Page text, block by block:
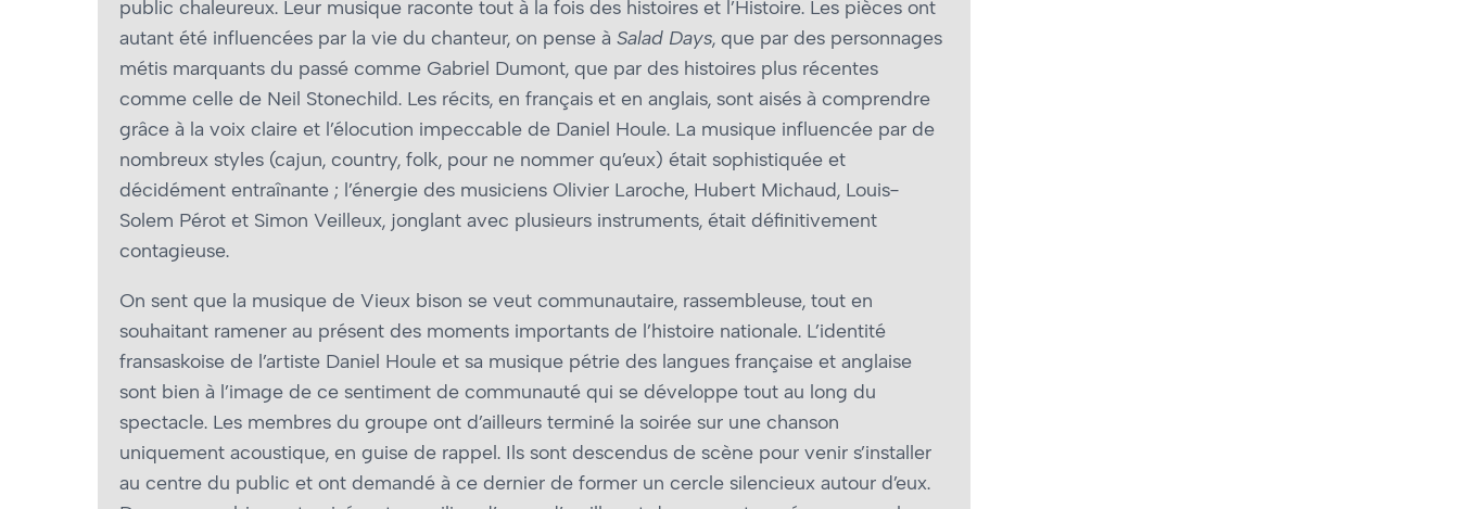
public chaleureux. Leur musique raconte tout à la fois des histoires et l’Histoire. Les pièces ont
autant été influencées par la vie du chanteur, on pense à Salad Days, que par des personnages
métis marquants du passé comme Gabriel Dumont, que par des histoires plus récentes
comme celle de Neil Stonechild. Les récits, en français et en anglais, sont aisés à comprendre
grâce à la voix claire et l’élocution impeccable de Daniel Houle. La musique influencée par de
nombreux styles (cajun, country, folk, pour ne nommer qu’eux) était sophistiquée et
décidément entraînante ; l’énergie des musiciens Olivier Laroche, Hubert Michaud, Louis-
Solem Pérot et Simon Veilleux, jonglant avec plusieurs instruments, était définitivement
contagieuse.
On sent que la musique de Vieux bison se veut communautaire, rassembleuse, tout en
souhaitant ramener au présent des moments importants de l’histoire nationale. L’identité
fransaskoise de l’artiste Daniel Houle et sa musique pétrie des langues française et anglaise
sont bien à l’image de ce sentiment de communauté qui se développe tout au long du
spectacle. Les membres du groupe ont d’ailleurs terminé la soirée sur une chanson
uniquement acoustique, en guise de rappel. Ils sont descendus de scène pour venir s’installer
au centre du public et ont demandé à ce dernier de former un cercle silencieux autour d’eux.